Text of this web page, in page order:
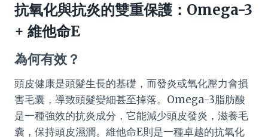
抗氧化與抗炎的雙重保護：Omega-3
+ 維他命E
為何有效？
頭皮健康是頭髮生長的基礎，而發炎或氧化壓力會損
害毛囊，導致頭髮變細甚至掉落。Omega-3脂肪酸
是一種強效的抗炎成分，它能減少頭皮發炎，滋養毛
囊，保持頭皮濕潤。維他命E則是一種卓越的抗氧化